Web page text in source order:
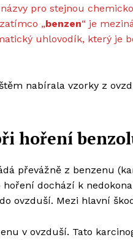
pro stejnou
„benzen“ je
uhlovodík, který je
nabírala vzorky z
hoření
převážně z benzenu
dochází k
ovzduší. Mezi hlavní
v ovzduší. Tato